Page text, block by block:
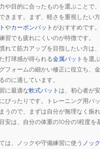
や目的に合ったものを選ぶことで
きます。まず、軽さを重視したい
やカーボンバット がおすすめです
習でも疲れにくいのが特徴です。
れて筋力アップを目指したい方は
打球感が得られる金属バット を選
フォームの細かい修正に役立ち、
のに適しています。
に最適な軟式バット は、初心者が
ぴったりです。トレーニング用バ
うので、まずは自分が無理なく振
安は、自分の体重の10分の1程度を
は、ノックや守備練習に使う ノッ